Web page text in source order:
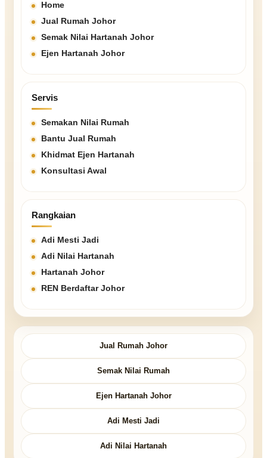
Home
Jual Rumah Johor
Semak Nilai Hartanah Johor
Ejen Hartanah Johor
Servis
Semakan Nilai Rumah
Bantu Jual Rumah
Khidmat Ejen Hartanah
Konsultasi Awal
Rangkaian
Adi Mesti Jadi
Adi Nilai Hartanah
Hartanah Johor
REN Berdaftar Johor
Jual Rumah Johor
Semak Nilai Rumah
Ejen Hartanah Johor
Adi Mesti Jadi
Adi Nilai Hartanah